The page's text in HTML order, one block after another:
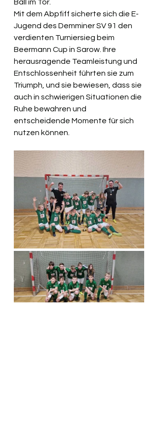
Ball im Tor.
Mit dem Abpfiff sicherte sich die E-
Jugend des Demminer SV 91 den
verdienten Turniersieg beim
Beermann Cup in Sarow. Ihre
herausragende Teamleistung und
Entschlossenheit führten sie zum
Triumph, und sie bewiesen, dass sie
auch in schwierigen Situationen die
Ruhe bewahren und
entscheidende Momente für sich
nutzen können.